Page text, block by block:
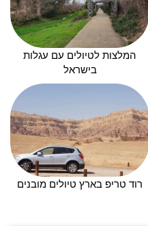
המלצות לטיולים עם עגלות
בישראל
רוד טריפ בארץ טיולים מובנים